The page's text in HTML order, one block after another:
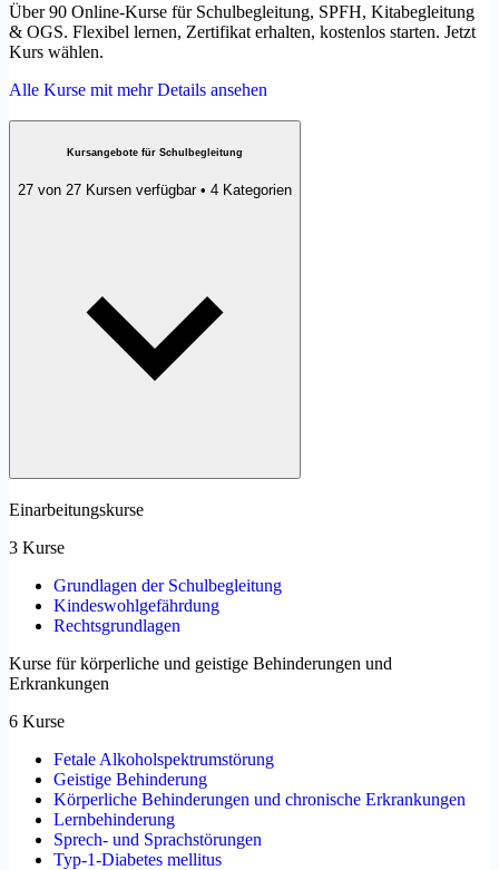
Über 90 Online-Kurse für Schulbegleitung, SPFH, Kitabegleitung
& OGS. Flexibel lernen, Zertifikat erhalten, kostenlos starten. Jetzt
Kurs wählen.
Alle Kurse mit mehr Details ansehen
Kursangebote für Schulbegleitung
27 von 27 Kursen verfügbar • 4 Kategorien
Einarbeitungskurse
3 Kurse
Grundlagen der Schulbegleitung
Kindeswohlgefährdung
Rechtsgrundlagen
Kurse für körperliche und geistige Behinderungen und
Erkrankungen
6 Kurse
Fetale Alkoholspektrumstörung
Geistige Behinderung
Körperliche Behinderungen und chronische Erkrankungen
Lernbehinderung
Sprech- und Sprachstörungen
Typ-1-Diabetes mellitus